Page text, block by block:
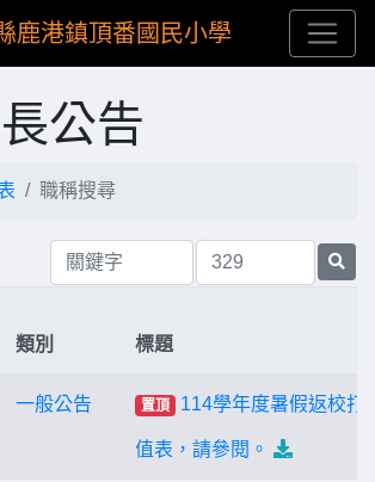
鹿港鎮頂番國民小學
公告
職稱搜尋
類別 標題
一般公告 置頂 114學年度暑假返校打
值表，請參閱。